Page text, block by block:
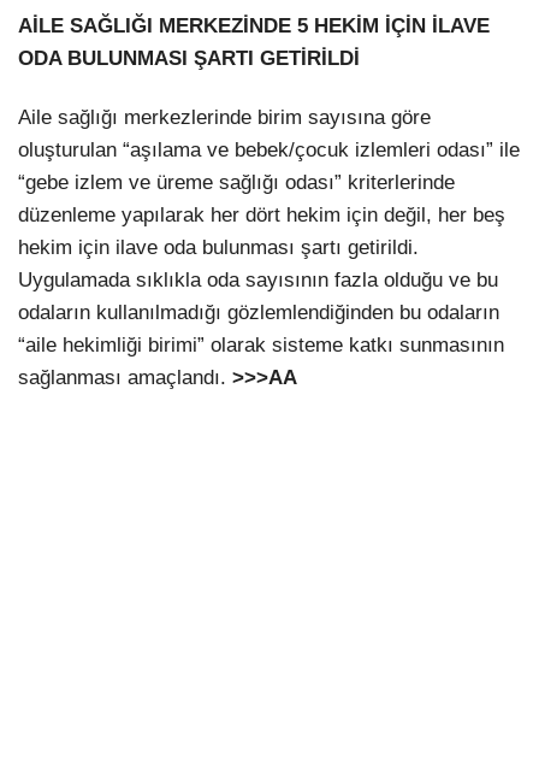
AİLE SAĞLIĞI MERKEZİNDE 5 HEKİM İÇİN İLAVE
ODA BULUNMASI ŞARTI GETİRİLDİ
Aile sağlığı merkezlerinde birim sayısına göre
oluşturulan “aşılama ve bebek/çocuk izlemleri odası” ile
“gebe izlem ve üreme sağlığı odası” kriterlerinde
düzenleme yapılarak her dört hekim için değil, her beş
hekim için ilave oda bulunması şartı getirildi.
Uygulamada sıklıkla oda sayısının fazla olduğu ve bu
odaların kullanılmadığı gözlemlendiğinden bu odaların
“aile hekimliği birimi” olarak sisteme katkı sunmasının
sağlanması amaçlandı. >>>AA